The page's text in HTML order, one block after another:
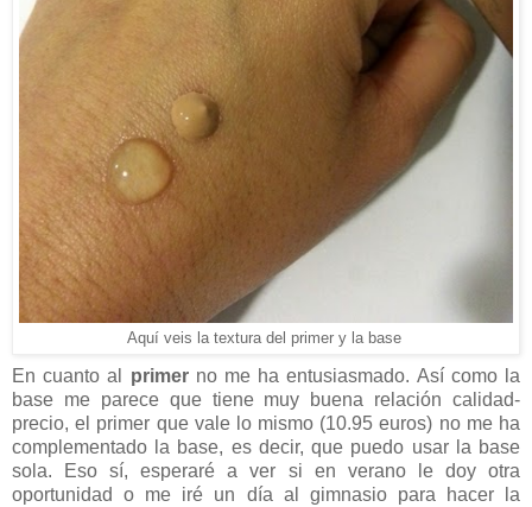
Aquí veis la textura del primer y la base
En cuanto al primer no me ha entusiasmado. Así como la
base me parece que tiene muy buena relación calidad-
precio, el primer que vale lo mismo (10.95 euros) no me ha
complementado la base, es decir, que puedo usar la base
sola. Eso sí, esperaré a ver si en verano le doy otra
oportunidad o me iré un día al gimnasio para hacer la